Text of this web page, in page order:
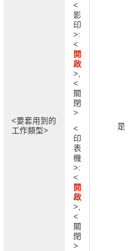
<要套用到的
工作類型>
<
影
印
>:
<
開
啟
>,
<
關
閉
>
<
印
表
機
>:
<
開
啟
>,
<
關
閉
>
是